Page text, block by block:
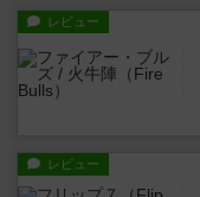
レビュー
レビュー